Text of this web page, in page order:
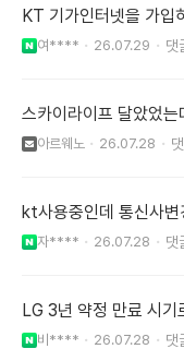
KT 기가인터넷을 가입
여**** 26.07.29
스카이라이프 달았었는
아르웨노 26.07.28
kt사용중인데 통신사변
자**** 26.07.28
LG 3년 약정 만료 시기
비**** 26.07.28